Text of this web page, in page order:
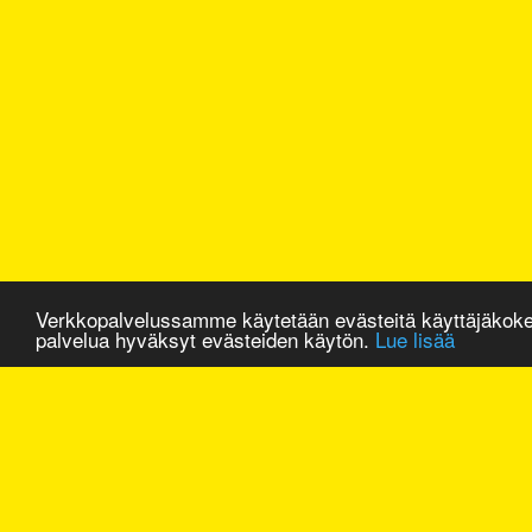
Verkkopalvelussamme käytetään evästeitä
palvelua hyväksyt evästeiden käytön. Lue lisää